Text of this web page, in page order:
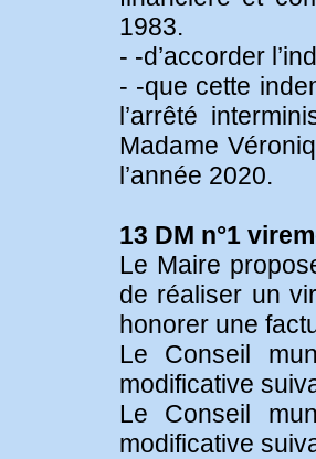
1983.
- -d’accorder
- -que cette
l’arrêté
Madame
l’année 2020.
13 DM n°1
Le Maire
de réaliser un
honorer une
Le Conseil
modificative
Le Conseil
modificative